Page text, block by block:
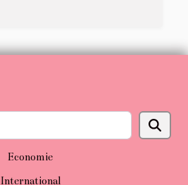
Economie
International